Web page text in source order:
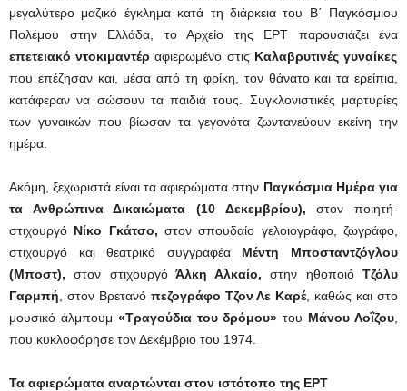
μεγαλύτερο μαζικό έγκλημα κατά τη διάρκεια του Β΄ Παγκόσμιου
Πολέμου στην Ελλάδα, το Αρχείο της ΕΡΤ παρουσιάζει ένα
επετειακό ντοκιμαντέρ αφιερωμένο στις Καλαβρυτινές γυναίκες
που επέζησαν και, μέσα από τη φρίκη, τον θάνατο και τα ερείπια,
κατάφεραν να σώσουν τα παιδιά τους. Συγκλονιστικές μαρτυρίες
των γυναικών που βίωσαν τα γεγονότα ζωντανεύουν εκείνη την
ημέρα.
Ακόμη, ξεχωριστά είναι τα αφιερώματα στην Παγκόσμια Ημέρα για
τα Ανθρώπινα Δικαιώματα (10 Δεκεμβρίου),στον ποιητή-
στιχουργό Νίκο Γκάτσο, στον σπουδαίο γελοιογράφο, ζωγράφο,
στιχουργό και θεατρικό συγγραφέα Μέντη Μποσταντζόγλου
(Μποστ),στον στιχουργόΆλκη Αλκαίο, στην ηθοποιόΤζόλυ
Γαρμπή , στον Βρετανό πεζογράφο Τζον Λε Καρέ, καθώς και στο
μουσικό άλμπουμ «Τραγούδια του δρόμου»του Μάνου Λοΐζου
που κυκλοφόρησε τον Δεκέμβριο του 1974.
Τα αφιερώματα αναρτώνται στον ιστότοπο της ΕΡΤ